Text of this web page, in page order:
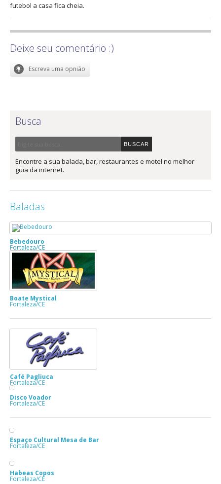
futebol a casa fica cheia.
Deixe seu comentário :)
Busca
Encontre a sua balada, bar, restaurantes e motel no melhor
guia da internet.
Baladas
Bebedouro
Fortaleza/CE
Boate Mystical
Fortaleza/CE
Café Pagliuca
Fortaleza/CE
Disco Voador
Fortaleza/CE
Espaço Cultural Mesa de Bar
Fortaleza/CE
Habeas Copos
Fortaleza/CE